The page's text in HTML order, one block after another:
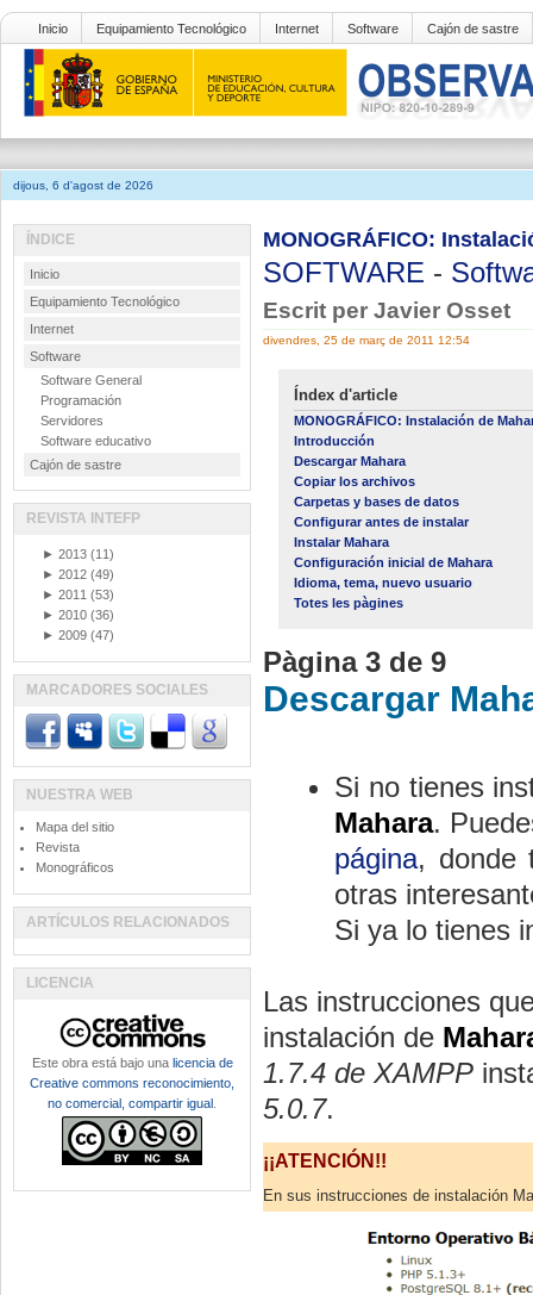
Inicio Equipamiento Tecnológico Internet Software Cajón de sastre
dijous, 6 d'agost de 2026
MONOGRÁFICO:
SOFTWARE -
Escrit per Javier Osset
divendres, 25 de març de 2011 12:54
Índex d'article
MONOGRÁFICO: Instalación de
Introducción
Descargar Mahara
Copiar los archivos
Carpetas y bases de datos
Configurar antes de instalar
Instalar Mahara
Configuración inicial de Mahara
Idioma, tema, nuevo usuario
Totes les pàgines
Pàgina 3 de 9
Descargar
Si no tienes
Mahara.
página, donde
otras
Si ya lo tienes
Las instrucciones
instalación de
1.7.4 de XAMPP
5.0.7.
¡¡ATENCIÓN!!
En sus instrucciones de instalación
ÍNDICE
Inicio
Equipamiento Tecnológico
Internet
Software
Software General
Programación
Servidores
Software educativo
Cajón de sastre
REVISTA INTEFP
► 2013 (11)
► 2012 (49)
► 2011 (53)
► 2010 (36)
► 2009 (47)
MARCADORES SOCIALES
NUESTRA WEB
Mapa del sitio
Revista
Monográficos
ARTÍCULOS RELACIONADOS
LICENCIA
Este obra está bajo una licencia de
Creative commons reconocimiento,
no comercial, compartir igual